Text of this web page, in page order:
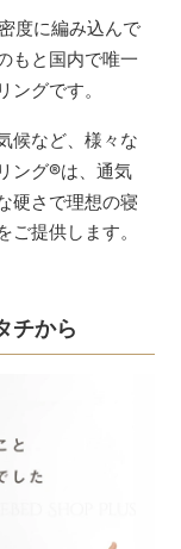
度に編み込んで
もと国内で唯一
ングです。
候など、様々な
ング®は、通気
硬さで理想の寝
提供します。
チから